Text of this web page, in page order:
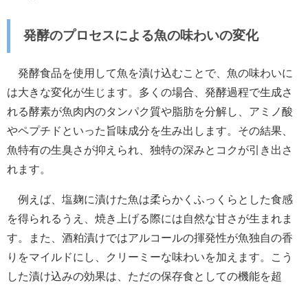
発酵のプロセスによる魚の味わいの変化
発酵食品を使用して魚を漬け込むことで、魚の味わいに
は大きな変化が生じます。多くの場合、発酵過程で生成さ
れる酵素が魚肉内のタンパク質や脂肪を分解し、アミノ酸
やペプチドといった旨味成分を生み出します。その結果、
魚特有の生臭さが抑えられ、独特の深みとコクが引き出さ
れます。
例えば、塩麹に漬けた魚は柔らかくふっくらとした食感
を得られるうえ、焼き上げる際には自然な甘さが生まれま
す。また、酒粕漬けではアルコールの揮発性が魚独自の香
りをマイルドにし、クリーミーな味わいを加えます。こう
した漬け込みの効果は、ただの保存食としての機能を超